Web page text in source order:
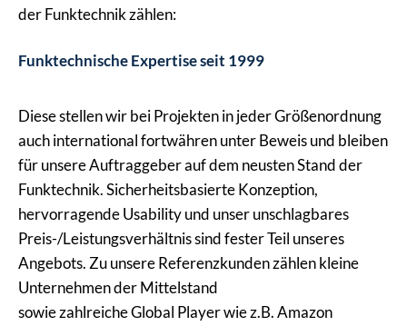
der Funktechnik zählen:
Funktechnische Expertise seit 1999
Diese stellen wir bei Projekten in jeder Größenordnung
auch international fortwähren unter Beweis und bleiben
für unsere Auftraggeber auf dem neusten Stand der
Funktechnik. Sicherheitsbasierte Konzeption,
hervorragende Usability und unser unschlagbares
Preis-/Leistungsverhältnis sind fester Teil unseres
Angebots. Zu unsere Referenzkunden zählen kleine
Unternehmen der Mittelstand
sowie zahlreiche Global Player wie z.B. Amazon